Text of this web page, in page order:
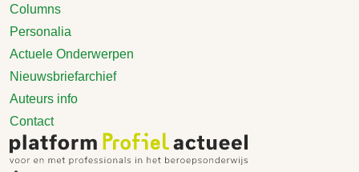
Columns
Personalia
Actuele Onderwerpen
Nieuwsbriefarchief
Auteurs info
Contact